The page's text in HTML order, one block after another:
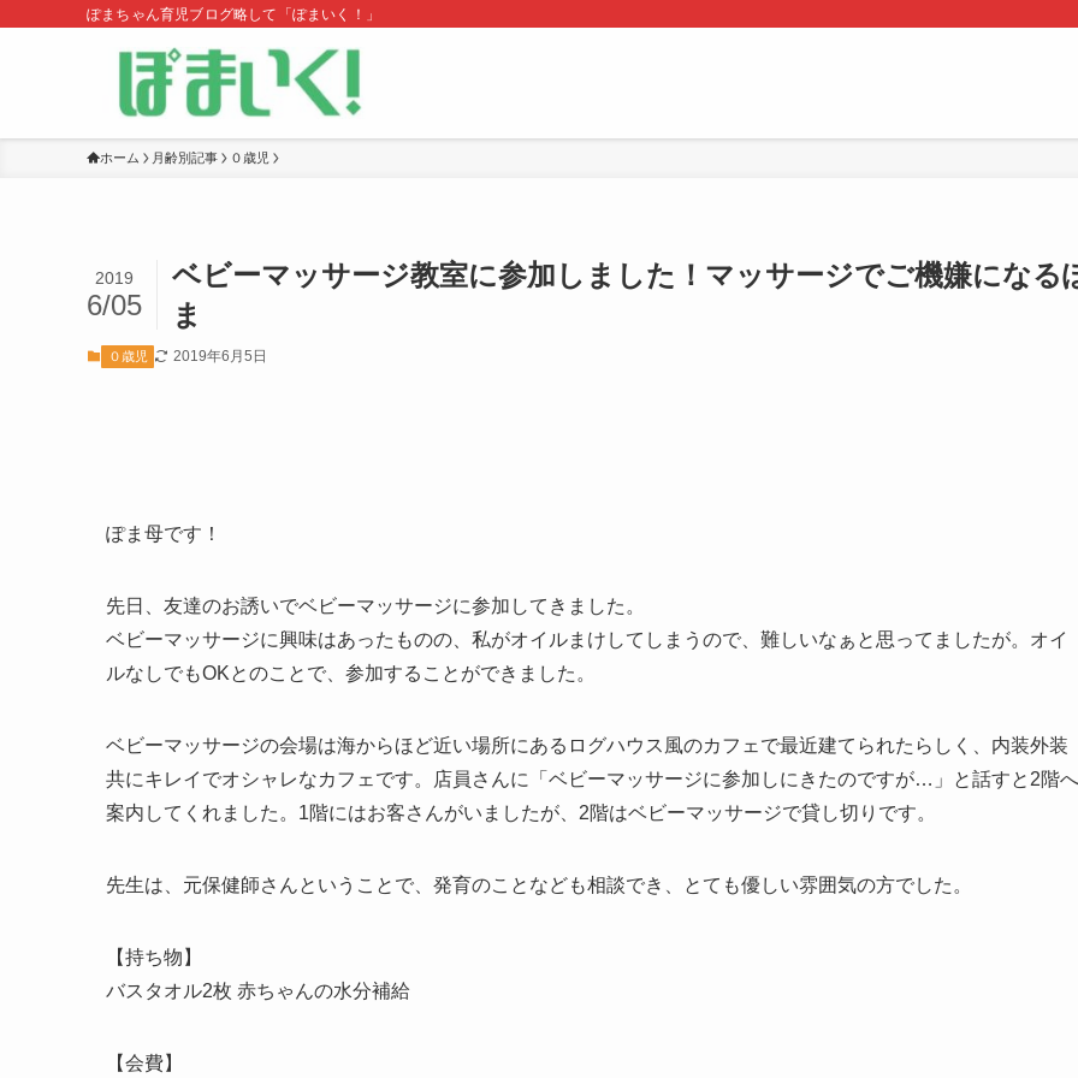
ぽまちゃん育児ブログ略して「ぽまいく！」
ホーム 月齢別記事 ０歳児
ベビーマッサージ教室に参加しました！マッサージでご機嫌になる
ま
2019
6/05
０歳児 2019年6月5日
ぽま母です！
先日、友達のお誘いでベビーマッサージに参加してきました。
ベビーマッサージに興味はあったものの、私がオイルまけしてしまうので、難しいなぁと思ってましたが。オイ
ルなしでもOKとのことで、参加することができました。
ベビーマッサージの会場は海からほど近い場所にあるログハウス風のカフェで最近建てられたらしく、内装外装
共にキレイでオシャレなカフェです。店員さんに「ベビーマッサージに参加しにきたのですが…」と話すと2階へ
案内してくれました。1階にはお客さんがいましたが、2階はベビーマッサージで貸し切りです。
先生は、元保健師さんということで、発育のことなども相談でき、とても優しい雰囲気の方でした。
【持ち物】
バスタオル2枚 赤ちゃんの水分補給
【会費】